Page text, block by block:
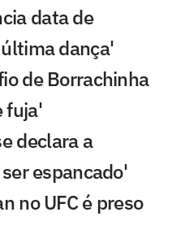
data de
dança'
de Borrachinha
fuja'
declara a
espancado'
no UFC é preso